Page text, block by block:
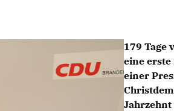
179 Tage
eine erste
einer